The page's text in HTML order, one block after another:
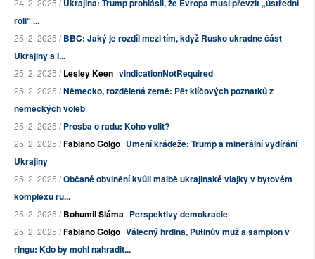
24. 2. 2025 /Ukrajina: Trump prohlásil, že Evropa musí převzít „ústřední
roli“ ...
25. 2. 2025 /BBC: Jaký je rozdíl mezi tím, když Rusko ukradne část
Ukrajiny a I...
25. 2. 2025 /Lesley Keen vindicationNotRequired
25. 2. 2025 /Německo, rozdělená země: Pět klíčových poznatků z
německých voleb
25. 2. 2025 /Prosba o radu: Koho volit?
25. 2. 2025 /Fabiano Golgo Umění krádeže: Trump a minerální vydírání
Ukrajiny
25. 2. 2025 /Občané obvinění kvůli malbě ukrajinské vlajky v bytovém
komplexu ru...
25. 2. 2025 /Bohumil Sláma Perspektivy demokracie
25. 2. 2025 /Fabiano Golgo Válečný hrdina, Putinův muž a šampion v
ringu: Kdo by mohl nahradit...